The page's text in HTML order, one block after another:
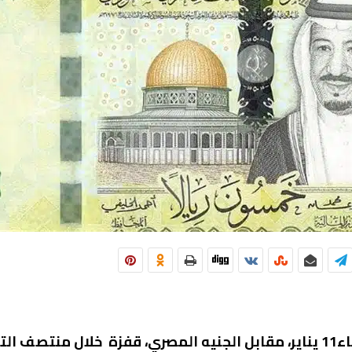
شهد سعر الريال السعودي اليوم الأربعاء11 يناير، مقابل الجنيه المصري،